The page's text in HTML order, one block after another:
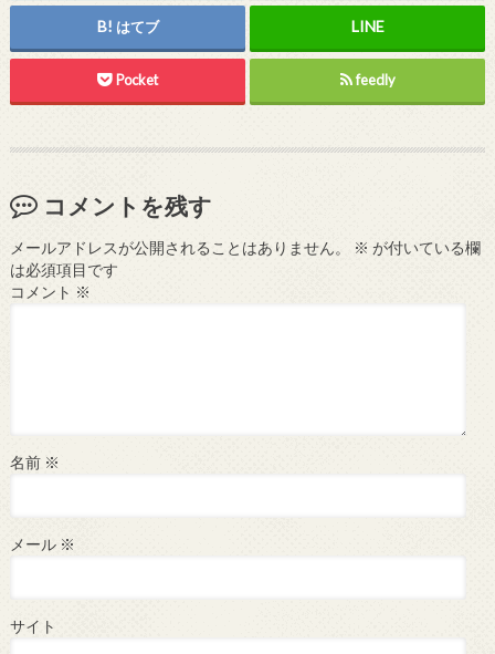
はてブ
Pocket feedly
コメントを残す
メールアドレスが公開されることはありません。 ※ が付いている欄
は必須項目です
コメント ※
名前 ※
メール ※
サイト